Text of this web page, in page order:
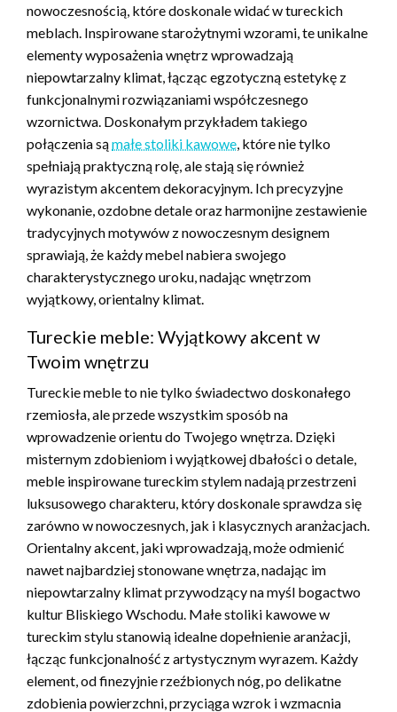
nowoczesnością, które doskonale widać w tureckich
meblach. Inspirowane starożytnymi wzorami, te unikalne
elementy wyposażenia wnętrz wprowadzają
niepowtarzalny klimat, łącząc egzotyczną estetykę z
funkcjonalnymi rozwiązaniami współczesnego
wzornictwa. Doskonałym przykładem takiego
połączenia sąmałe stoliki kawowe, które nie tylko
spełniają praktyczną rolę, ale stają się również
wyrazistym akcentem dekoracyjnym. Ich precyzyjne
wykonanie, ozdobne detale oraz harmonijne zestawienie
tradycyjnych motywów z nowoczesnym designem
sprawiają, że każdy mebel nabiera swojego
charakterystycznego uroku, nadając wnętrzom
wyjątkowy, orientalny klimat.
Tureckie meble: Wyjątkowy akcent w
Twoim wnętrzu
Tureckie meble to nie tylko świadectwo doskonałego
rzemiosła, ale przede wszystkim sposób na
wprowadzenie orientu do Twojego wnętrza. Dzięki
misternym zdobieniom i wyjątkowej dbałości o detale,
meble inspirowane tureckim stylem nadają przestrzeni
luksusowego charakteru, który doskonale sprawdza się
zarówno w nowoczesnych, jak i klasycznych aranżacjach.
Orientalny akcent, jaki wprowadzają, może odmienić
nawet najbardziej stonowane wnętrza, nadając im
niepowtarzalny klimat przywodzący na myśl bogactwo
kultur Bliskiego Wschodu. Małe stoliki kawowe w
tureckim stylu stanowią idealne dopełnienie aranżacji,
łącząc funkcjonalność z artystycznym wyrazem. Każdy
element, od finezyjnie rzeźbionych nóg, po delikatne
zdobienia powierzchni, przyciąga wzrok i wzmacnia